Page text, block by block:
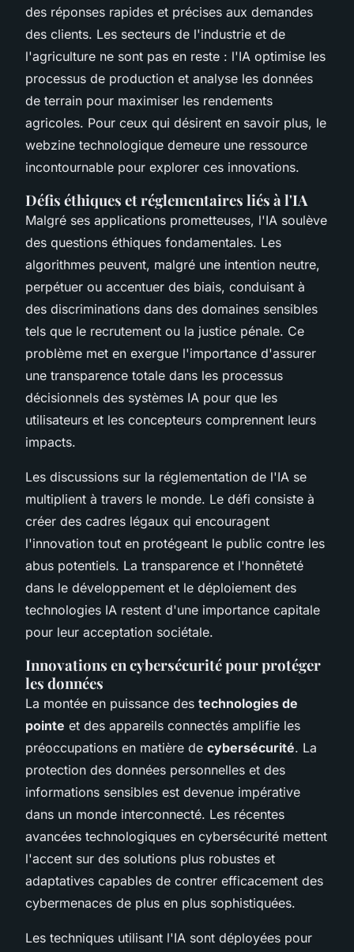
des réponses rapides et précises aux demandes
des clients. Les secteurs de l'industrie et de
l'agriculture ne sont pas en reste : l'IA optimise les
processus de production et analyse les données
de terrain pour maximiser les rendements
agricoles. Pour ceux qui désirent en savoir plus, le
webzine technologique demeure une ressource
incontournable pour explorer ces innovations.
Défis éthiques et réglementaires liés à l'IA
Malgré ses applications prometteuses, l'IA soulève
des questions éthiques fondamentales. Les
algorithmes peuvent, malgré une intention neutre,
perpétuer ou accentuer des biais, conduisant à
des discriminations dans des domaines sensibles
tels que le recrutement ou la justice pénale. Ce
problème met en exergue l'importance d'assurer
une transparence totale dans les processus
décisionnels des systèmes IA pour que les
utilisateurs et les concepteurs comprennent leurs
impacts.
Les discussions sur la réglementation de l'IA se
multiplient à travers le monde. Le défi consiste à
créer des cadres légaux qui encouragent
l'innovation tout en protégeant le public contre les
abus potentiels. La transparence et l'honnêteté
dans le développement et le déploiement des
technologies IA restent d'une importance capitale
pour leur acceptation sociétale.
Innovations en cybersécurité pour protéger
les données
La montée en puissance des technologies de
pointe et des appareils connectés amplifie les
préoccupations en matière de cybersécurité. La
protection des données personnelles et des
informations sensibles est devenue impérative
dans un monde interconnecté. Les récentes
avancées technologiques en cybersécurité mettent
l'accent sur des solutions plus robustes et
adaptatives capables de contrer efficacement des
cybermenaces de plus en plus sophistiquées.
Les techniques utilisant l'IA sont déployées pour